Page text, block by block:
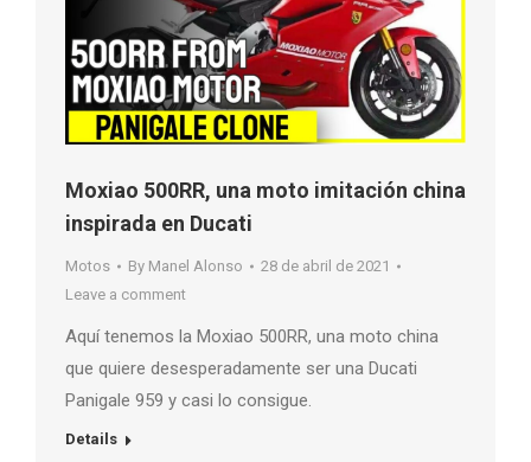
Moxiao 500RR, una moto imitación china
inspirada en Ducati
Motos By Manel Alonso
28 de abril de 2021
Leave a comment
Aquí tenemos la Moxiao 500RR, una moto china
que quiere desesperadamente ser una Ducati
Panigale 959 y casi lo consigue.
Details